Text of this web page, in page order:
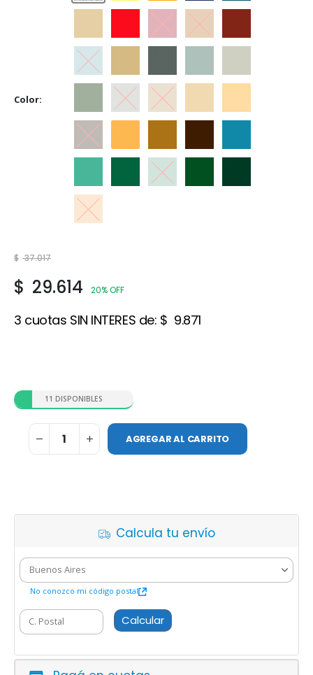
Color
BermellónCarmín Castaño
Celeste
Gris PerlaGris VisónMarfil
Marrón
Verde Esmeralda
Verde Ilusión
Vicuña
$ 37.017
$ 29.614 20% OFF
3 cuotas SIN INTERES de: $ 9.871
11 DISPONIBLES
AGREGAR AL CARRITO
Calcula tu envío
No conozco mi código postal
Calcular